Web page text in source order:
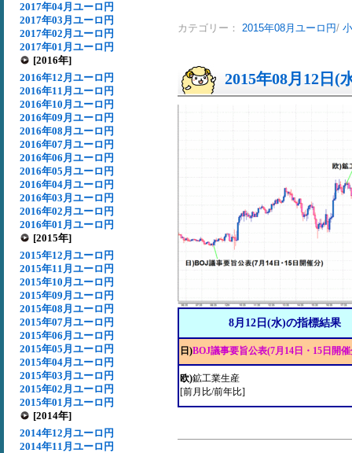
2017年04月ユーロ円
2017年03月ユーロ円
2017年02月ユーロ円
2017年01月ユーロ円
[2016年]
2016年12月ユーロ円
2016年11月ユーロ円
2016年10月ユーロ円
2016年09月ユーロ円
2016年08月ユーロ円
2016年07月ユーロ円
2016年06月ユーロ円
2016年05月ユーロ円
2016年04月ユーロ円
2016年03月ユーロ円
2016年02月ユーロ円
2016年01月ユーロ円
[2015年]
2015年12月ユーロ円
2015年11月ユーロ円
2015年10月ユーロ円
2015年09月ユーロ円
2015年08月ユーロ円
2015年07月ユーロ円
2015年06月ユーロ円
2015年05月ユーロ円
2015年04月ユーロ円
2015年03月ユーロ円
2015年02月ユーロ円
2015年01月ユーロ円
[2014年]
2014年12月ユーロ円
2014年11月ユーロ円
カテゴリー： 2015年08月ユーロ円/
2015年08月12日(
8月12日(水)の指標結果
日)BOJ議事要旨公表(7月14日・15日開
欧)鉱工業生産
[前月比/前年比]